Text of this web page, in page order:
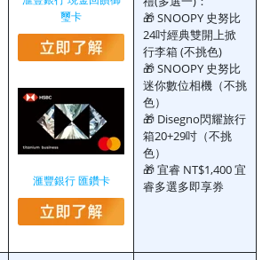
🎁 SNOOPY 史努比
24吋經典雙開上掀
行李箱 (不挑色)
🎁 SNOOPY 史努比
迷你數位相機（不挑
色）
🎁 Disegno閃耀旅行
箱20+29吋（不挑
色）
🎁 宜睿 NT$1,400 宜
睿多選多即享券
璽卡
滙豐銀行 匯鑽卡